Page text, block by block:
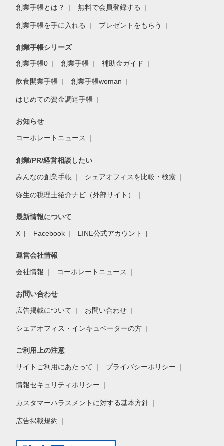
創業手帳とは？ 無料で会員登録する
創業手帳を手に入れる プレゼントをもらう
創業手帳シリーズ
創業手帳0 創業手帳 補助金ガイド
飲食開業手帳 創業手帳woman
はじめての資金調達手帳
お知らせ
コーポレートニュース
創業/PR/経営相談したい
みんなの創業手帳 シェアオフィスを比較・検索
弥生の税理士紹介ナビ（外部サイト）
最新情報について
X Facebook LINE公式アカウント
運営会社情報
会社情報 コーポレートニュース
お問い合わせ
広告掲載について お問い合わせ
シェアオフィス・インキュベーターの方
ご利用上の注意
サイトご利用にあたって プライバシーポリシー
情報セキュリティポリシー
カスタマーハラスメントに対する基本方針
広告掲載規約